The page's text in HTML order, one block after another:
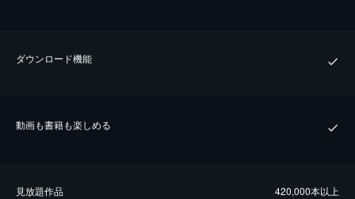
ダウンロード機能
動画も書籍も楽しめる
⾒放題作品 420,000本以上